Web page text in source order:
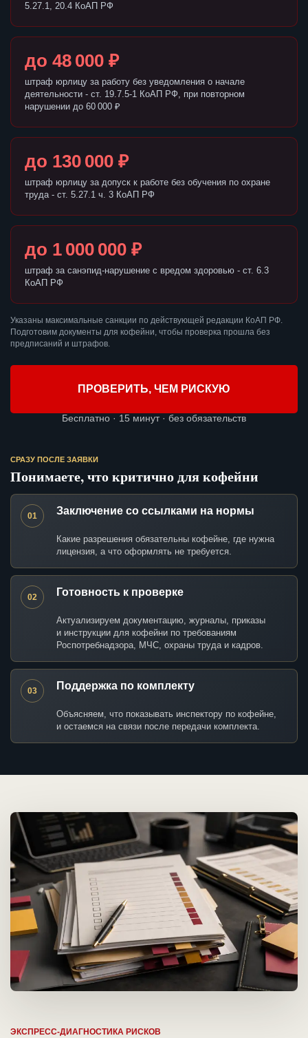
5.27.1, 20.4 КоАП РФ
до 48 000 ₽
штраф юрлицу за работу без уведомления о начале
деятельности - ст. 19.7.5-1 КоАП РФ, при повторном
нарушении до 60 000 ₽
до 130 000 ₽
штраф юрлицу за допуск к работе без обучения по охране
труда - ст. 5.27.1 ч. 3 КоАП РФ
до 1 000 000 ₽
штраф за санэпид-нарушение с вредом здоровью - ст. 6.3
КоАП РФ
Указаны максимальные санкции по действующей редакции КоАП РФ.
Подготовим документы для кофейни, чтобы проверка прошла без
предписаний и штрафов.
ПРОВЕРИТЬ, ЧЕМ РИСКУЮ
Бесплатно · 15 минут · без обязательств
СРАЗУ ПОСЛЕ ЗАЯВКИ
Понимаете, что критично для кофейни
01 Заключение со ссылками на нормы
Какие разрешения обязательны кофейне, где нужна
лицензия, а что оформлять не требуется.
02 Готовность к проверке
Актуализируем документацию, журналы, приказы
и инструкции для кофейни по требованиям
Роспотребнадзора, МЧС, охраны труда и кадров.
03 Поддержка по комплекту
Объясняем, что показывать инспектору по кофейне,
и остаемся на связи после передачи комплекта.
ЭКСПРЕСС-ДИАГНОСТИКА РИСКОВ